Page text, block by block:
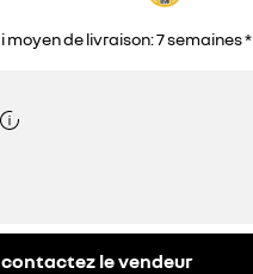
moyen de livraison: 7 semaines *
contactez le vendeur